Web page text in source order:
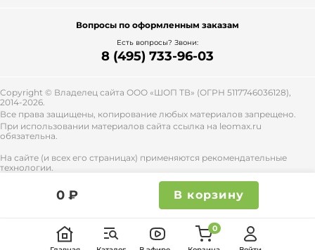
0
0 ₽ В корзину
Вопросы по оформленным заказам
Есть вопросы? Звони:
8 (495) 733-96-03
Copyright © Владелец сайта ООО «ШОП ТВ» (ОГРН 5117746036128),
2014-2026.
Все права защищены, копирование любых материалов запрещено.
При использовании материалов сайта ссылка на leomax.ru
обязательна.
На сайте (и всех его страницах) применяются рекомендательные
технологии.